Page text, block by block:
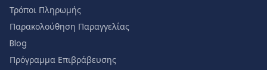
Τρόποι Πληρωμής
Παρακολούθηση Παραγγελίας
Blog
Πρόγραμμα Επιβράβευσης